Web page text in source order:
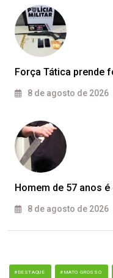
Força Tática prende
8 de agosto de 2026
Homem de 57 anos
8 de agosto de 2026
#DESTAQUE #MATO GROSSO